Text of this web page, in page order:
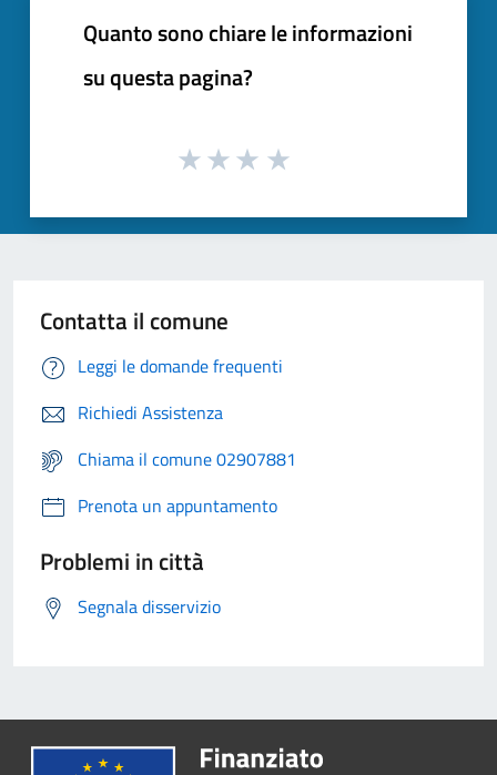
Quanto sono chiare le informazioni
su questa pagina?
Contatta il comune
Leggi le domande frequenti
Richiedi Assistenza
Chiama il comune 02907881
Prenota un appuntamento
Problemi in città
Segnala disservizio